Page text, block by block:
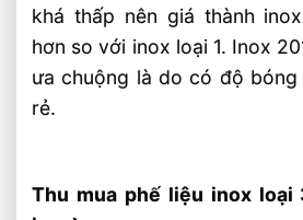
khá thấp nên giá thành
hơn so với inox loại 1. Inox
ưa chuộng là do có độ bóng
rẻ.
Thu mua phế liệu inox